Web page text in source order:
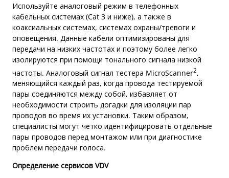
Используйте аналоговый режим в телефонных
кабельных системах (Cat 3 и ниже), а также в
коаксиальных системах, системах охраны/тревоги и
оповещения. Данные кабели оптимизированы для
передачи на низких частотах и поэтому более легко
изолируются при помощи тонального сигнала низкой
частоты. Аналоговый сигнал тестера MicroScanner2,
меняющийся каждый раз, когда провода тестируемой
пары соединяются между собой, избавляет от
необходимости строить догадки для изоляции пар
проводов во время их установки. Таким образом,
специалисты могут четко идентифицировать отдельные
пары проводов перед монтажом или при диагностике
проблем передачи голоса.
Определение сервисов VDV